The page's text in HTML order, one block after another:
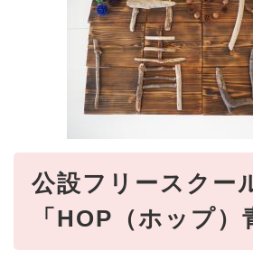
公設フリースクー
「HOP（ホップ）